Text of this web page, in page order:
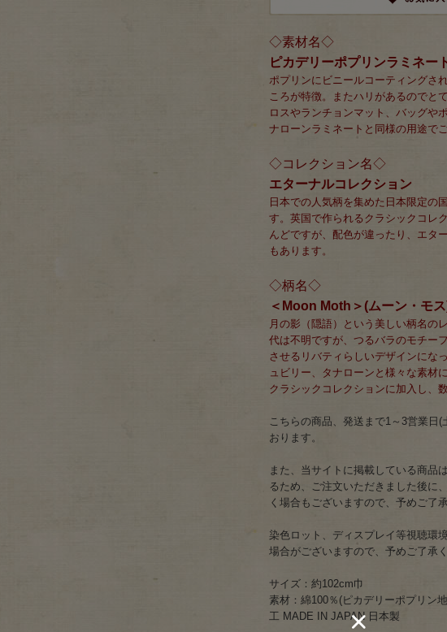
◇素材名◇
ピカデリーポプリンラミネー
ポプリンにビニールコーティングさ
ころが特徴。またハリがあるのでと
ロスやランチョンマット、バッグや
ナローンラミネートと同様の用途で
◇コレクション名◇
エターナルコレクション
日本での人気柄を集めた日本限定の
す。英国で作られるクラシックコレ
んどですが、配色が違ったり、エタ
もあります。
◇柄名◇
＜Moon Moth＞(ムーン・モ
月の影（隠語）という美しい柄名の
代は不明ですが、つるバラのモチー
させるリバティらしいデザインにな
ュビリー、タナローンと様々な素材
クラシックコレクションに加入し、
こちらの商品、発送まで1～3営業日
おります。
また、当サイトに掲載している商品
るため、ご注文いただきました後に
く場合もございますので、予めご了
染色ロット、ディスプレイ等視聴環
場合がございますので、予めご了承
サイズ：約102cm巾
素材：綿100％(ピカデリーポプリン
工 MADE IN JAPAN 日本製